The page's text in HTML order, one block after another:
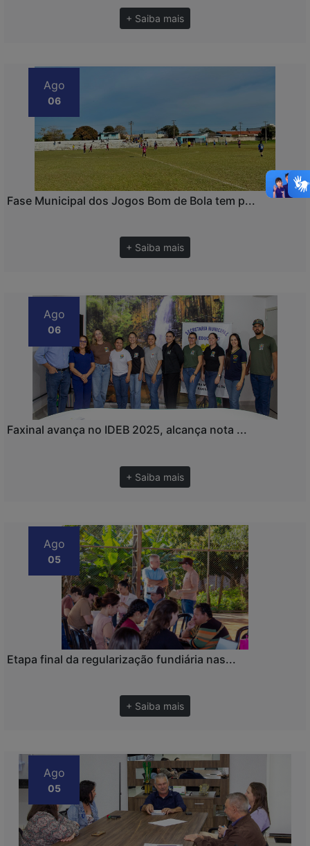
+ Saiba mais
Ago
06
Fase Municipal dos Jogos Bom de Bola tem p...
+ Saiba mais
Ago
06
Faxinal avança no IDEB 2025, alcança nota ...
+ Saiba mais
Ago
05
Etapa final da regularização fundiária nas...
+ Saiba mais
Ago
05